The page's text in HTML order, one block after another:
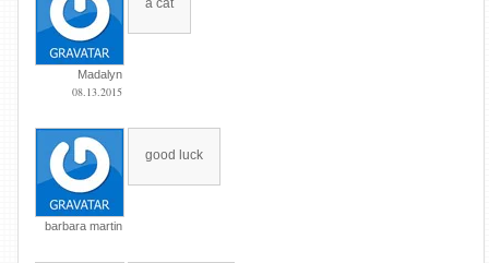
Madalyn
08.13.2015
a cat
barbara martin
good luck